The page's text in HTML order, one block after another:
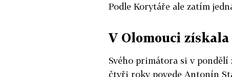
Podle Korytáře ale zatím
V Olomouci
Svého primátora si v
čtyři roky povede Antonín